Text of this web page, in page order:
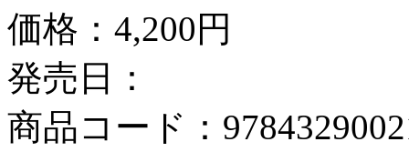
価格： 4,200円
発売日：
商品コード：